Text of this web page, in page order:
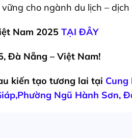
cho ngành du lịch – dịch
Nam 2025 TẠI ĐÂY
Đà Nẵng – Việt Nam!
kiến tạo tương lai tại
Ngũ Hành Sơn,